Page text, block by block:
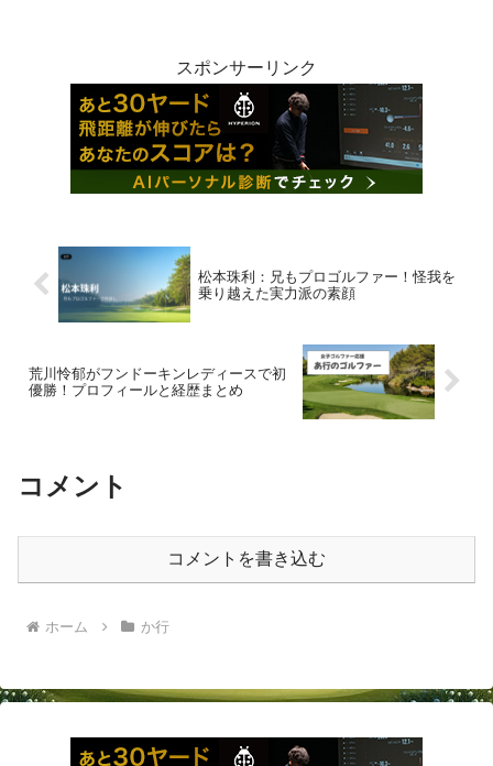
スポンサーリンク
松本珠利：兄もプロゴルファー！怪我を
乗り越えた実力派の素顔
荒川怜郁がフンドーキンレディースで初
優勝！プロフィールと経歴まとめ
コメント
コメントを書き込む
ホーム か行